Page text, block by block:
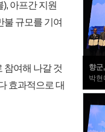
아프간 지원
불 규모를 기여
참여해 나갈 것
효과적으로 대
향
박